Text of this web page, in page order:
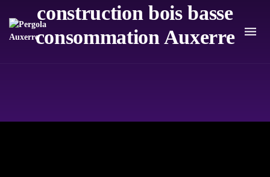
construction bois basse
consommation Auxerre